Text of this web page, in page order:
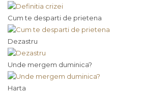
Cum te desparti de prietena
Dezastru
Unde mergem duminica?
Harta